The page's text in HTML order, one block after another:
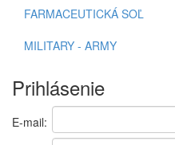
FARMACEUTICKÁ SOĽ
MILITARY - ARMY
Prihlásenie
E-mail: